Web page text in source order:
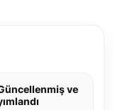
ve